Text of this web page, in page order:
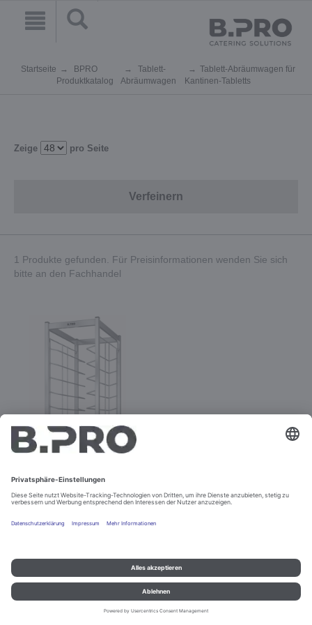
Startseite
BPRO
Produktkatalog
Tablett-
Abräumwagen
Tablett-Abräumwagen für
Kantinen-Tabletts
Zeige pro Seite
Verfeinern
1 Produkte gefunden. Für Preisinformationen wenden Sie sich
bitte an den Fachhandel
TAW 12 KN
Impressum und Datenschutz Kontakt
Rechtliche Hinweise
© B.PRO Catering Solutions 2022